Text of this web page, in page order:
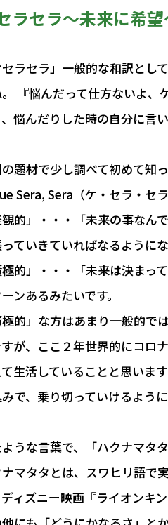
ラセラ～未来に希望
セラセラ」一般的な和訳と
『悩んだって仕方ないよ、
悩んだりした時の自分に言
題材で少し調べて初めて知
Sera, Sera（ケ・セラ・セ
観的」・・・「未来の事なん
ていきていればなるようにな
極的」・・・「未来は決ま
ンあるみたいです。
極的」な方はあまり一般的
が、ここ２年世界的にコロ
生活していることと思いま
で、乗り切っていけるよう
うな言葉で、「ハクナマタ
マタタとは、スワヒリ語で
ィズニー映画『ライオンキ